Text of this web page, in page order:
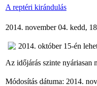
A reptéri kirándulás
2014. november 04. kedd,
2014. október 15-én
Az időjárás szinte nyáriasan
Módosítás dátuma: 2014.